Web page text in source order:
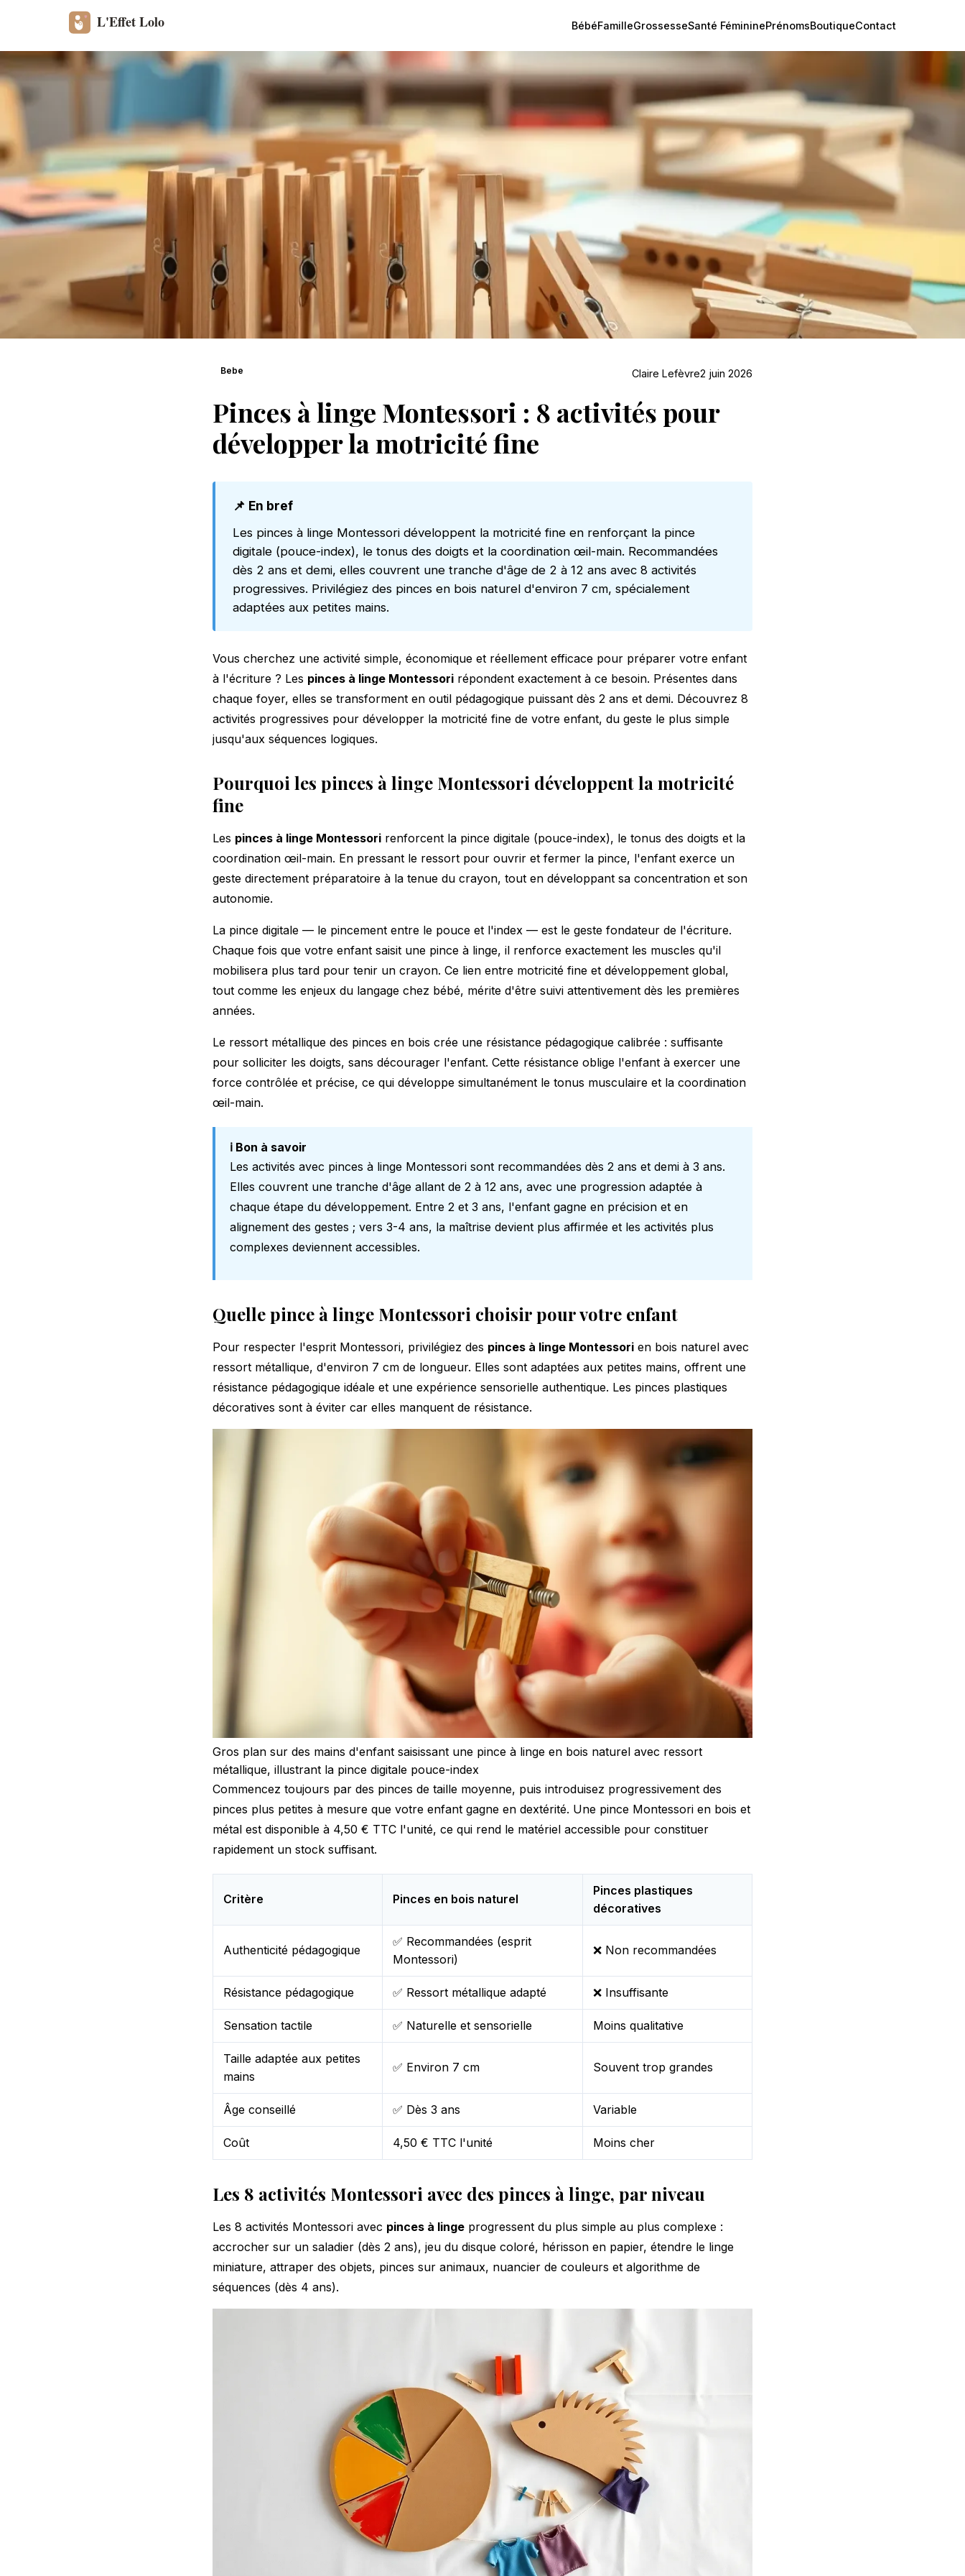
BébéFamilleGrossesseSanté FémininePrénomsBoutiqueContact
Bebe Claire Lefèvre2 juin 2026
Pinces à linge Montessori : 8 activités pour
développer la motricité fine
📌 En bref
Les pinces à linge Montessori développent la motricité fine en renforçant la pince
digitale (pouce-index), le tonus des doigts et la coordination œil-main. Recommandées
dès 2 ans et demi, elles couvrent une tranche d'âge de 2 à 12 ans avec 8 activités
progressives. Privilégiez des pinces en bois naturel d'environ 7 cm, spécialement
adaptées aux petites mains.
Vous cherchez une activité simple, économique et réellement efficace pour préparer votre enfant
à l'écriture ? Les pinces à linge Montessori répondent exactement à ce besoin. Présentes dans
chaque foyer, elles se transforment en outil pédagogique puissant dès 2 ans et demi. Découvrez 8
activités progressives pour développer la motricité fine de votre enfant, du geste le plus simple
jusqu'aux séquences logiques.
Pourquoi les pinces à linge Montessori développent la motricité
fine
Les pinces à linge Montessori renforcent la pince digitale (pouce-index), le tonus des doigts et la
coordination œil-main. En pressant le ressort pour ouvrir et fermer la pince, l'enfant exerce un
geste directement préparatoire à la tenue du crayon, tout en développant sa concentration et son
autonomie.
La pince digitale — le pincement entre le pouce et l'index — est le geste fondateur de l'écriture.
Chaque fois que votre enfant saisit une pince à linge, il renforce exactement les muscles qu'il
mobilisera plus tard pour tenir un crayon. Ce lien entre motricité fine et développement global,
tout comme les enjeux du langage chez bébé, mérite d'être suivi attentivement dès les premières
années.
Le ressort métallique des pinces en bois crée une résistance pédagogique calibrée : suffisante
pour solliciter les doigts, sans décourager l'enfant. Cette résistance oblige l'enfant à exercer une
force contrôlée et précise, ce qui développe simultanément le tonus musculaire et la coordination
œil-main.
ℹ️ Bon à savoir
Les activités avec pinces à linge Montessori sont recommandées dès 2 ans et demi à 3 ans.
Elles couvrent une tranche d'âge allant de 2 à 12 ans, avec une progression adaptée à
chaque étape du développement. Entre 2 et 3 ans, l'enfant gagne en précision et en
alignement des gestes ; vers 3-4 ans, la maîtrise devient plus affirmée et les activités plus
complexes deviennent accessibles.
Quelle pince à linge Montessori choisir pour votre enfant
Pour respecter l'esprit Montessori, privilégiez des pinces à linge Montessori en bois naturel avec
ressort métallique, d'environ 7 cm de longueur. Elles sont adaptées aux petites mains, offrent une
résistance pédagogique idéale et une expérience sensorielle authentique. Les pinces plastiques
décoratives sont à éviter car elles manquent de résistance.
Gros plan sur des mains d'enfant saisissant une pince à linge en bois naturel avec ressort
métallique, illustrant la pince digitale pouce-index
Commencez toujours par des pinces de taille moyenne, puis introduisez progressivement des
pinces plus petites à mesure que votre enfant gagne en dextérité. Une pince Montessori en bois et
métal est disponible à 4,50 € TTC l'unité, ce qui rend le matériel accessible pour constituer
rapidement un stock suffisant.
Critère Pinces en bois naturel
Pinces plastiques
décoratives
Authenticité pédagogique
✅ Recommandées (esprit
Montessori)
❌ Non recommandées
Résistance pédagogique ✅ Ressort métallique adapté ❌ Insuffisante
Sensation tactile ✅ Naturelle et sensorielle Moins qualitative
Taille adaptée aux petites
mains
✅ Environ 7 cm Souvent trop grandes
Âge conseillé ✅ Dès 3 ans Variable
Coût 4,50 € TTC l'unité Moins cher
Les 8 activités Montessori avec des pinces à linge, par niveau
Les 8 activités Montessori avec pinces à linge progressent du plus simple au plus complexe :
accrocher sur un saladier (dès 2 ans), jeu du disque coloré, hérisson en papier, étendre le linge
miniature, attraper des objets, pinces sur animaux, nuancier de couleurs et algorithme de
séquences (dès 4 ans).